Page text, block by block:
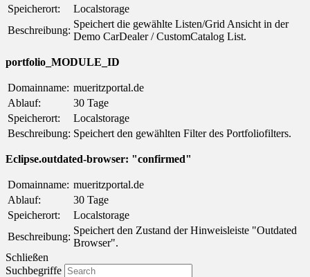
Speicherort:
Localstorage
Beschreibung:
Speichert die gewählte Listen/Grid Ansicht in der
Demo CarDealer / CustomCatalog List.
portfolio_MODULE_ID
Domainname: mueritzportal.de
Ablauf:
30 Tage
Speicherort:
Localstorage
Beschreibung: Speichert den gewählten Filter des Portfoliofilters.
Eclipse.outdated-browser: "confirmed"
Domainname: mueritzportal.de
Ablauf:
30 Tage
Speicherort:
Localstorage
Beschreibung:
Speichert den Zustand der Hinweisleiste "Outdated
Browser".
Schließen
Suchbegriffe